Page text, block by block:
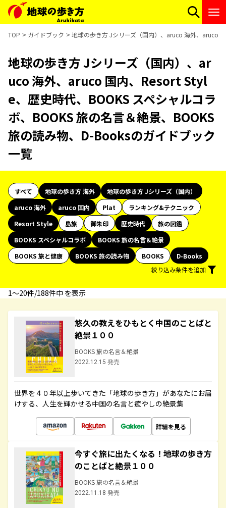
TOP ガイドブック 地球の歩き方 Jシリーズ（国内）、aruco 海外、aruco
地球の歩き方 Jシリーズ（国内）、ar
uco 海外、aruco 国内、Resort Styl
e、歴史時代、BOOKS スペシャルコラ
ボ、BOOKS 旅の名言＆絶景、BOOKS
旅の読み物、D-Booksのガイドブック
一覧
すべて 地球の歩き方 海外
地球の歩き方 Jシリーズ（国内）
aruco 海外
aruco 国内 Plat
ランキング&テクニック
Resort Style
島旅 御朱印 歴史時代
旅の図鑑
BOOKS スペシャルコラボ
BOOKS 旅の名言＆絶景
BOOKS 旅と健康
BOOKS 旅の読み物 BOOKS
D-Books
絞り込み条件を追加
1〜20件/188件中 を表示
悠久の教えをひもとく中国のことばと
絶景１００
BOOKS 旅の名言＆絶景
2022.12.15 発売
世界を４０年以上歩いてきた「地球の歩き方」があなたにお届
けする、人生を輝かせる中国の名言と癒やしの絶景集
詳細を見る
今すぐ旅に出たくなる！地球の歩き方
のことばと絶景１００
BOOKS 旅の名言＆絶景
2022.11.18 発売